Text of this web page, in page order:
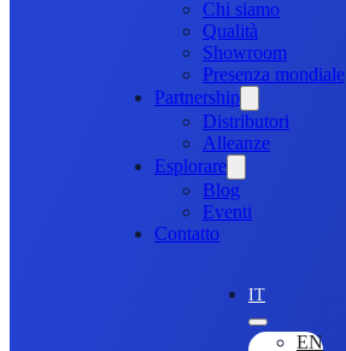
Chi siamo
Qualità
Showroom
Presenza mondiale
Partnership
Distributori
Alleanze
Esplorare
Blog
Eventi
Contatto
IT
EN